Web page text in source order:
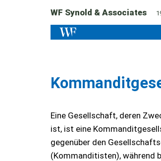
WF Synold & Associates
Eine Gesellschaft, deren
ist, ist eine
gegenüber den
(Kommanditisten), während